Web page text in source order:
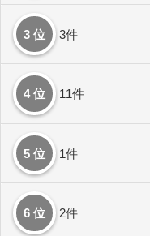
3 位 3件
4 位 11件
5 位 1件
6 位 2件